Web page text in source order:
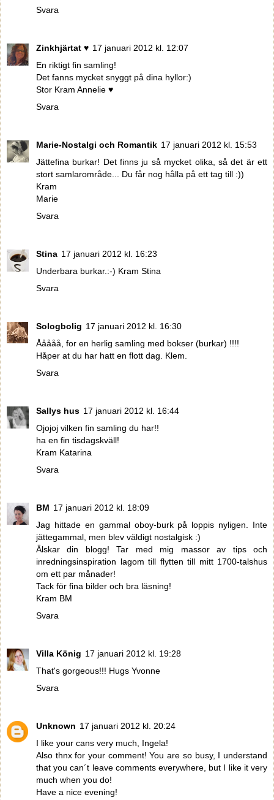
Svara
Zinkhjärtat ♥ 17 januari 2012 kl. 12:07
En riktigt fin samling!
Det fanns mycket snyggt på dina hyllor:)
Stor Kram Annelie ♥
Svara
Marie-Nostalgi och Romantik 17 januari 2012 kl. 15:53
Jättefina burkar! Det finns ju så mycket olika, så det är ett
stort samlarområde... Du får nog hålla på ett tag till :))
Kram
Marie
Svara
Stina 17 januari 2012 kl. 16:23
Underbara burkar.:-) Kram Stina
Svara
Sologbolig 17 januari 2012 kl. 16:30
Ååååå, for en herlig samling med bokser (burkar) !!!!
Håper at du har hatt en flott dag. Klem.
Svara
Sallys hus 17 januari 2012 kl. 16:44
Ojojoj vilken fin samling du har!!
ha en fin tisdagskväll!
Kram Katarina
Svara
BM 17 januari 2012 kl. 18:09
Jag hittade en gammal oboy-burk på loppis nyligen. Inte
jättegammal, men blev väldigt nostalgisk :)
Älskar din blogg! Tar med mig massor av tips och
inredningsinspiration lagom till flytten till mitt 1700-talshus
om ett par månader!
Tack för fina bilder och bra läsning!
Kram BM
Svara
Villa König 17 januari 2012 kl. 19:28
That's gorgeous!!! Hugs Yvonne
Svara
Unknown 17 januari 2012 kl. 20:24
I like your cans very much, Ingela!
Also thnx for your comment! You are so busy, I understand
that you can´t leave comments everywhere, but I like it very
much when you do!
Have a nice evening!